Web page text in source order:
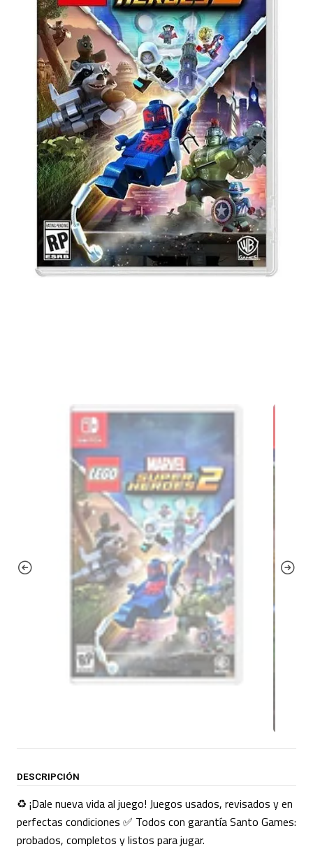
DESCRIPCIÓN
♻️ ¡Dale nueva vida al juego! Juegos usados, revisados y en
perfectas condiciones ✅ Todos con garantía Santo Games:
probados, completos y listos para jugar.